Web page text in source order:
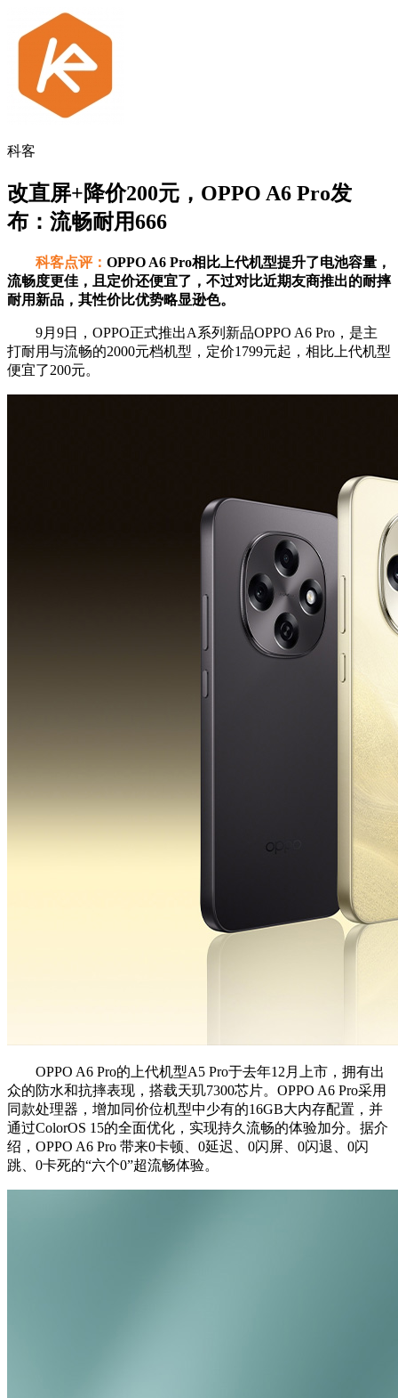
科客
改直屏+降价200元，OPPO A6 Pro发
布：流畅耐用666
科客点评： OPPO A6 Pro相比上代机型提升了电池容量，
流畅度更佳，且定价还便宜了，不过对比近期友商推出的耐摔
耐用新品，其性价比优势略显逊色。
9月9日，OPPO正式推出A系列新品OPPO A6 Pro，是主
打耐用与流畅的2000元档机型，定价1799元起，相比上代机型
便宜了200元。
OPPO A6 Pro的上代机型A5 Pro于去年12月上市，拥有出
众的防水和抗摔表现，搭载天玑7300芯片。OPPO A6 Pro采用
同款处理器，增加同价位机型中少有的16GB大内存配置，并
通过ColorOS 15的全面优化，实现持久流畅的体验加分。据介
绍，OPPO A6 Pro 带来0卡顿、0延迟、0闪屏、0闪退、0闪
跳、0卡死的“六个0”超流畅体验。